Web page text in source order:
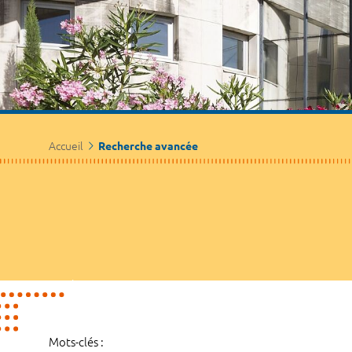
Accueil Recherche avancée
Mots-clés :